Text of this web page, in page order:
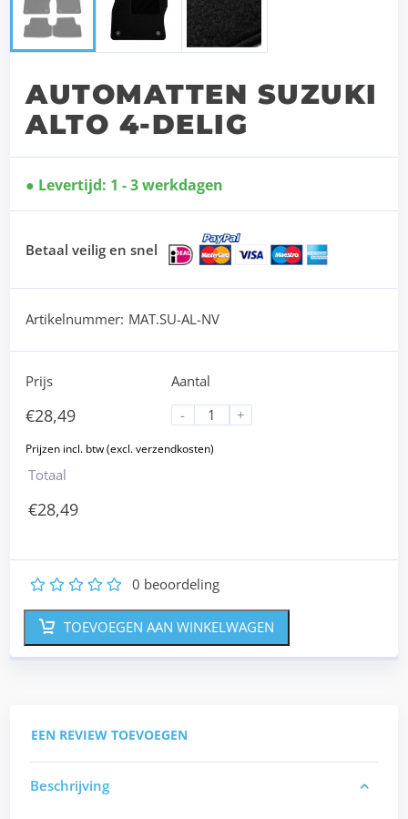
AUTOMATTEN SUZUKI
ALTO 4-DELIG
Levertijd: 1 - 3 werkdagen
Betaal veilig en snel
Artikelnummer: MAT.SU-AL-NV
Prijs
€28,49
Aantal
-
+
Totaal
€28,49
5
4
3
2 0 beoordeling
TOEVOEGEN AAN WINKELWAGEN
EEN REVIEW TOEVOEGEN
Beschrijving